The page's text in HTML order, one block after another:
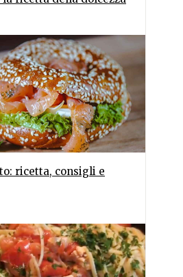
ricetta, consigli e